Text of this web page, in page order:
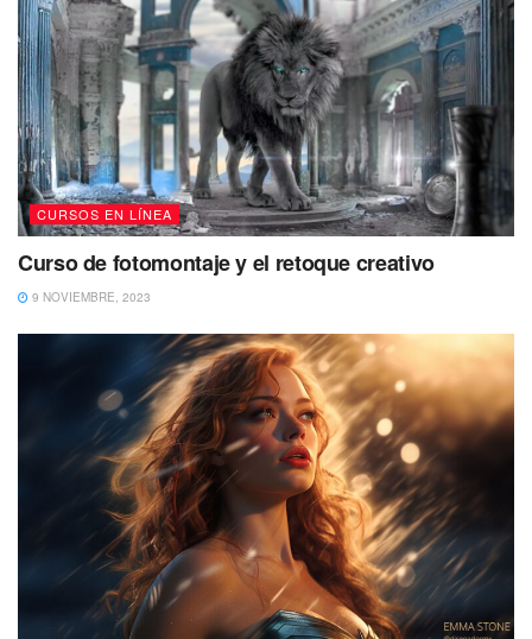
CURSOS EN LÍNEA
Curso de fotomontaje y el retoque creativo
9 NOVIEMBRE, 2023